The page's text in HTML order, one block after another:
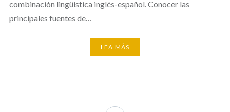
combinación lingüística inglés-español. Conocer las
principales fuentes de…
LEA MÁS